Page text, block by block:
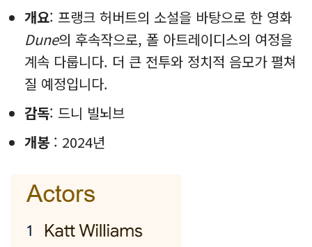
개요: 프랭크 허버트의 소설을 바탕으로 한 영화
Dune의 후속작으로, 폴 아트레이디스의 여정을
계속 다룹니다. 더 큰 전투와 정치적 음모가 펼쳐
질 예정입니다.
감독: 드니 빌뇌브
개봉 : 2024년